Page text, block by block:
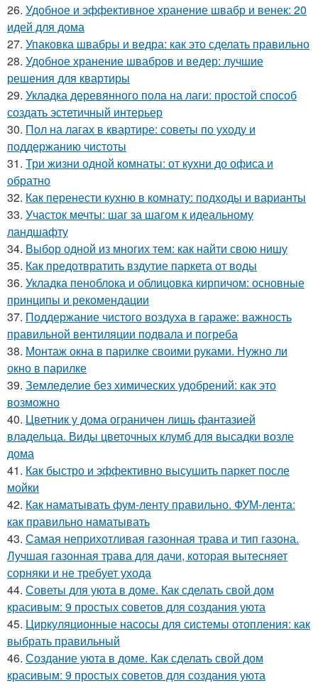
26. Удобное и эффективное хранение швабр и венек: 20
идей для дома
27. Упаковка швабры и ведра: как это сделать правильно
28. Удобное хранение швабров и ведер: лучшие
решения для квартиры
29. Укладка деревянного пола на лаги: простой способ
создать эстетичный интерьер
30. Пол на лагах в квартире: советы по уходу и
поддержанию чистоты
31. Три жизни одной комнаты: от кухни до офиса и
обратно
32. Как перенести кухню в комнату: подходы и варианты
33. Участок мечты: шаг за шагом к идеальному
ландшафту
34. Выбор одной из многих тем: как найти свою нишу
35. Как предотвратить вздутие паркета от воды
36. Укладка пеноблока и облицовка кирпичом: основные
принципы и рекомендации
37. Поддержание чистого воздуха в гараже: важность
правильной вентиляции подвала и погреба
38. Монтаж окна в парилке своими руками. Нужно ли
окно в парилке
39. Земледелие без химических удобрений: как это
возможно
40. Цветник у дома ограничен лишь фантазией
владельца. Виды цветочных клумб для высадки возле
дома
41. Как быстро и эффективно высушить паркет после
мойки
42. Как наматывать фум-ленту правильно. ФУМ-лента:
как правильно наматывать
43. Самая неприхотливая газонная трава и тип газона.
Лучшая газонная трава для дачи, которая вытесняет
сорняки и не требует ухода
44. Советы для уюта в доме. Как сделать свой дом
красивым: 9 простых советов для создания уюта
45. Циркуляционные насосы для системы отопления: как
выбрать правильный
46. Создание уюта в доме. Как сделать свой дом
красивым: 9 простых советов для создания уюта